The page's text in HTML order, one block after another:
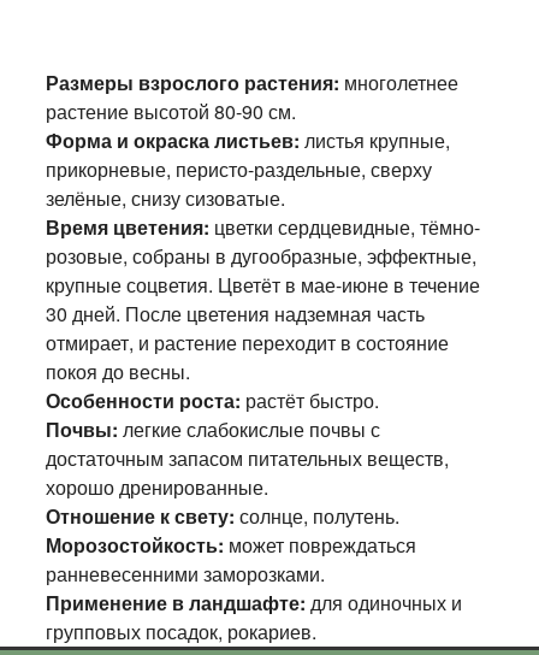
Размеры взрослого растения: многолетнее
растение высотой 80-90 см.
Форма и окраска листьев: листья крупные,
прикорневые, перисто-раздельные, сверху
зелёные, снизу сизоватые.
Время цветения: цветки сердцевидные, тёмно-
розовые, собраны в дугообразные, эффектные,
крупные соцветия. Цветёт в мае-июне в течение
30 дней. После цветения надземная часть
отмирает, и растение переходит в состояние
покоя до весны.
Особенности роста: растёт быстро.
Почвы: легкие слабокислые почвы с
достаточным запасом питательных веществ,
хорошо дренированные.
Отношение к свету: солнце, полутень.
Морозостойкость: может повреждаться
ранневесенними заморозками.
Применение в ландшафте: для одиночных и
групповых посадок, рокариев.